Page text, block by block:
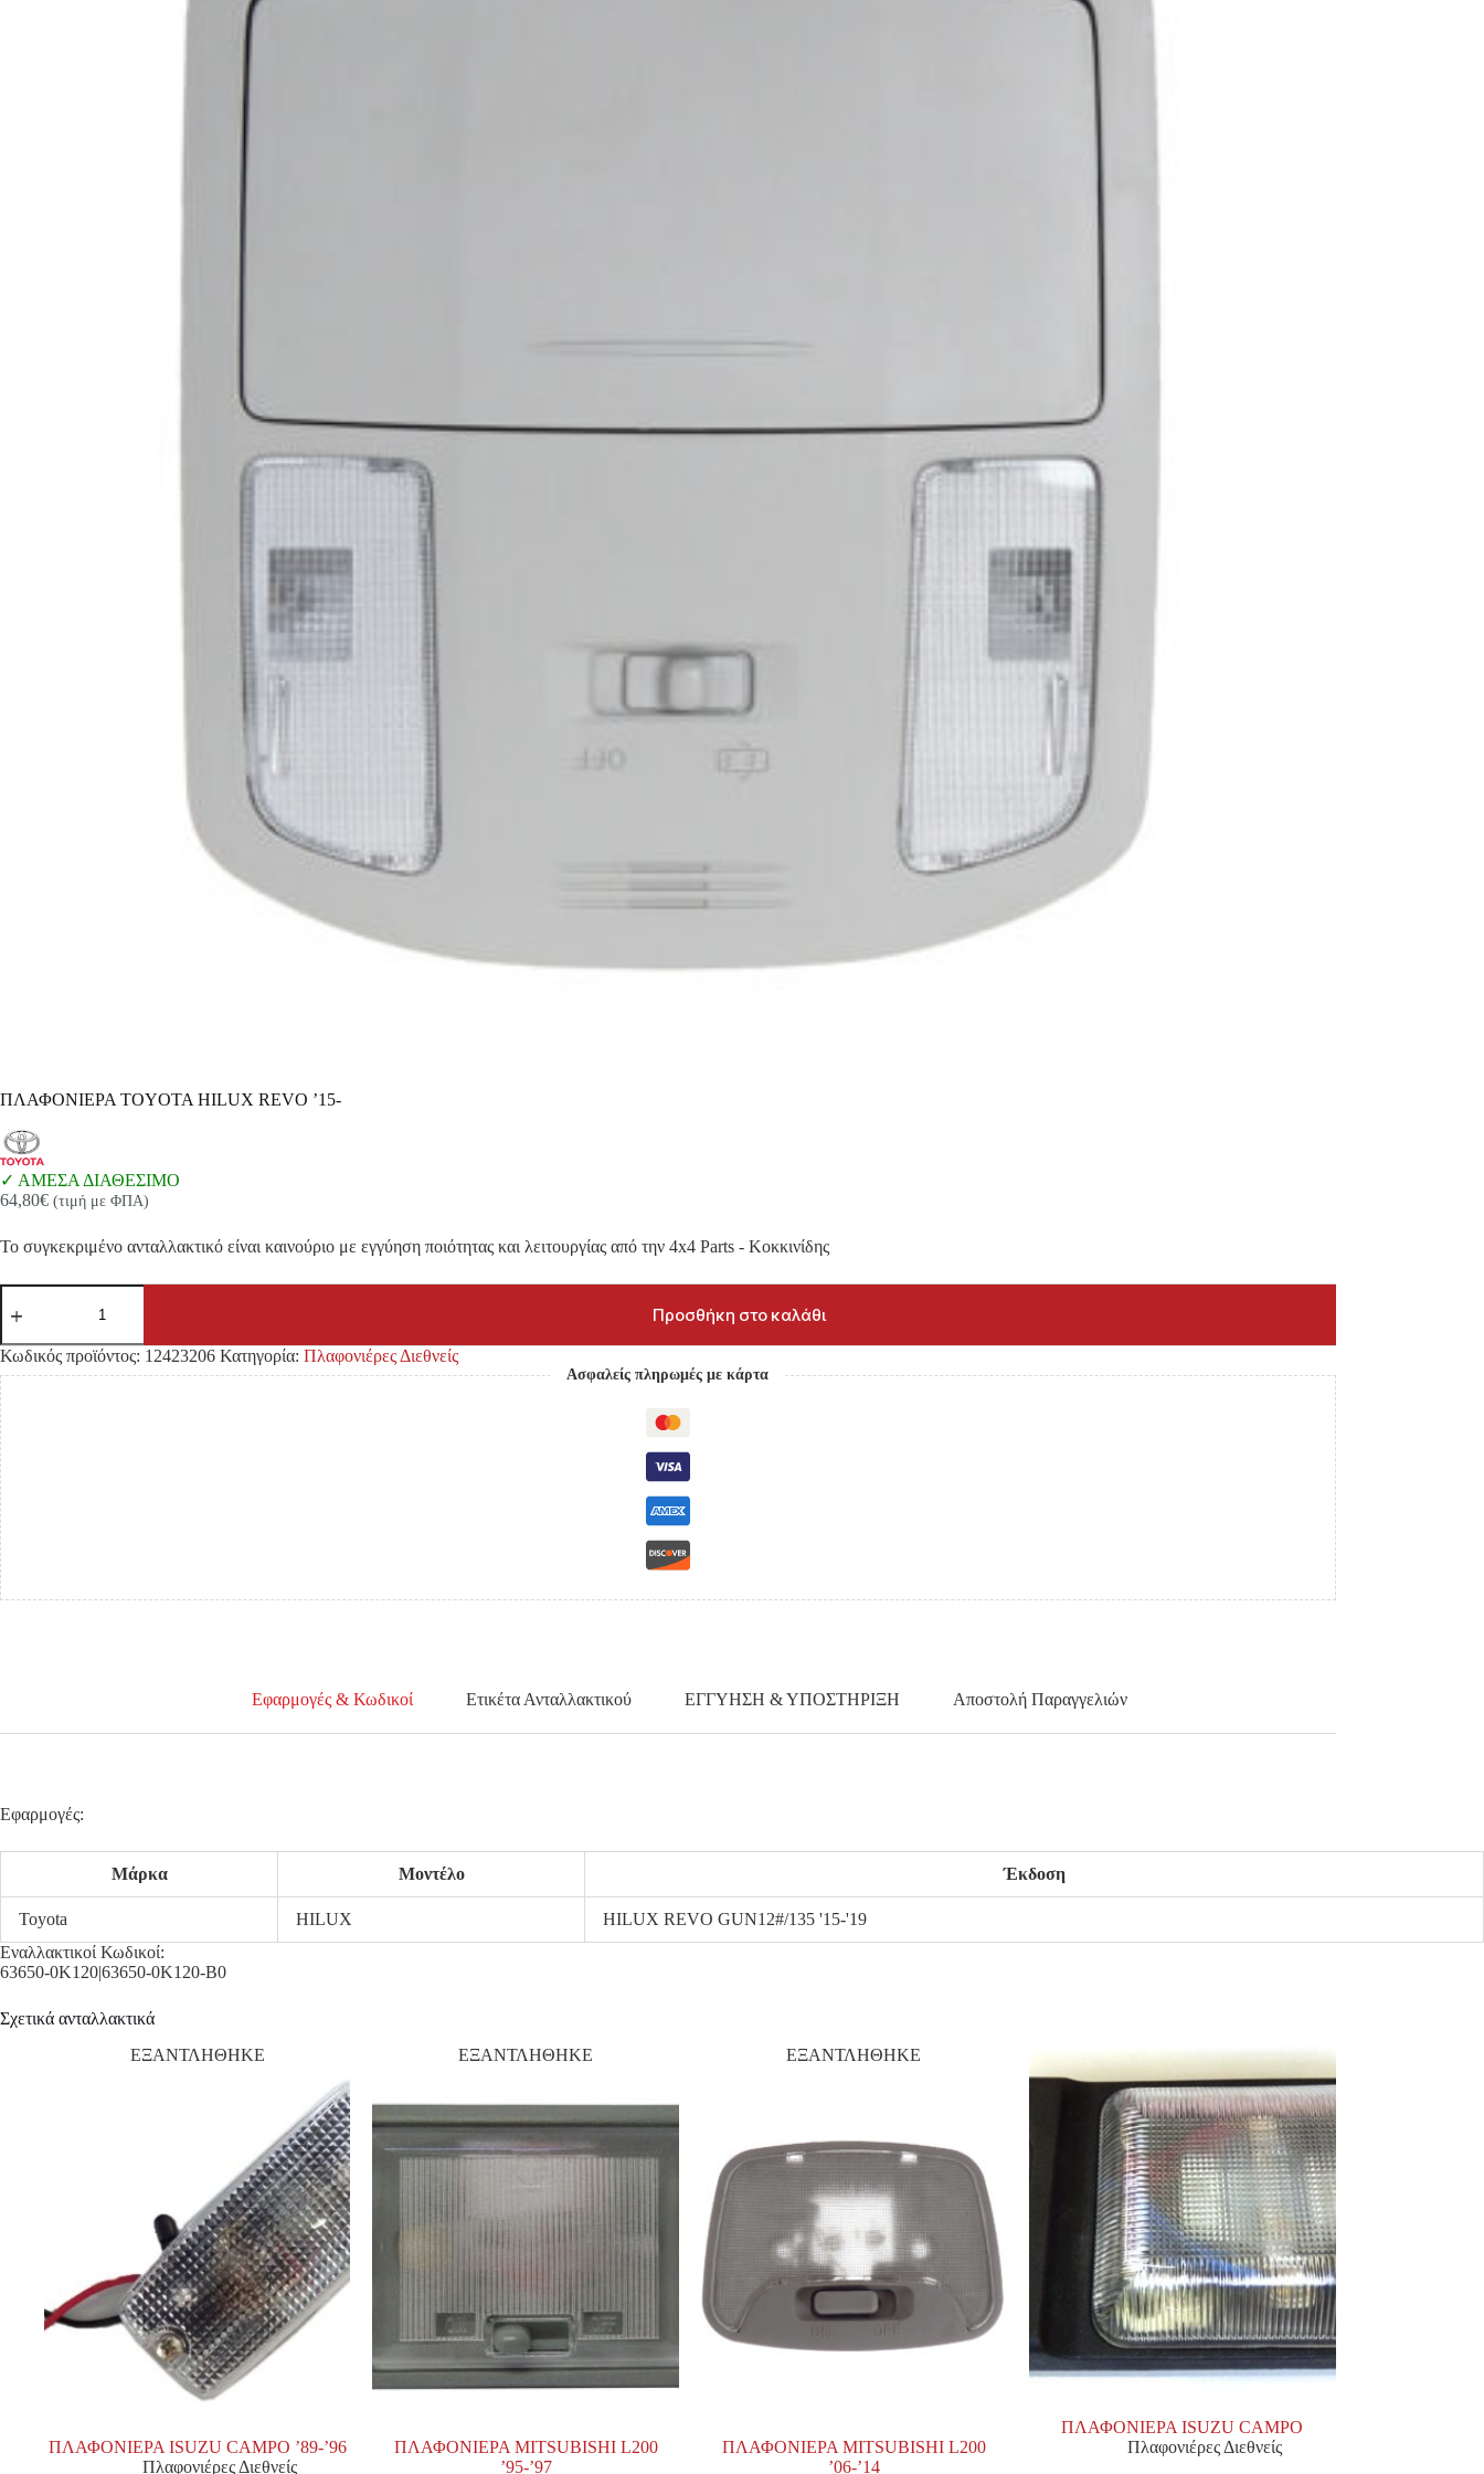
ΠΛΑΦΟΝΙΕΡΑ TOYOTA HILUX REVO ’15-
ΑΜΕΣΑ ΔΙΑΘΕΣΙΜΟ
64,80€ (τιμή με ΦΠΑ)
Το συγκεκριμένο ανταλλακτικό είναι καινούριο με εγγύηση ποιότητας και λειτουργίας από την 4x4 Parts - Κοκκινίδης
ΠΛΑΦΟΝΙΕΡΑ
TOYOTA
REVO
'15-
ποσότητα
Προσθήκη στο καλάθι
Κωδικός προϊόντος: 12423206 Κατηγορία: Πλαφονιέρες Διεθνείς
Ασφαλείς πληρωμές με κάρτα
Εφαρμογές & Κωδικοί Ετικέτα Ανταλλακτικού ΕΓΓΥΗΣΗ & ΥΠΟΣΤΗΡΙΞΗ Αποστολή Παραγγελιών
Εφαρμογές:
Μάρκα Μοντέλο Έκδοση
Toyota HILUX
HILUX REVO GUN12#/135 '15-'19
Εναλλακτικοί Κωδικοί:
63650-0K120|63650-0K120-B0
Σχετικά ανταλλακτικά
ΕΞΑΝΤΛΗΘΗΚΕ
ΠΛΑΦΟΝΙΕΡΑ ISUZU CAMPO ’89-’96
Πλαφονιέρες Διεθνείς
ΕΞΑΝΤΛΗΘΗΚΕ
ΠΛΑΦΟΝΙΕΡΑ MITSUBISHI L200
’95-’97
ΕΞΑΝΤΛΗΘΗΚΕ
ΠΛΑΦΟΝΙΕΡΑ MITSUBISHI L200
’06-’14
ΠΛΑΦΟΝΙΕΡΑ ISUZU CAMPO
Πλαφονιέρες Διεθνείς